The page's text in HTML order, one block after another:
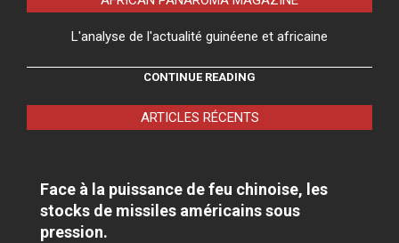
L'analyse de l'actualité guinéene et africaine
CONTINUE READING
ARTICLES RÉCENTS
Face à la puissance de feu chinoise, les
stocks de missiles américains sous
pression.